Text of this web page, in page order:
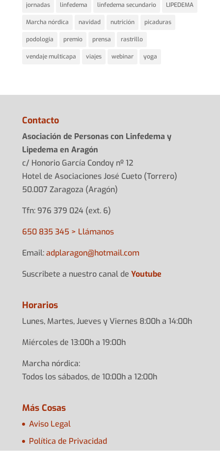
jornadas linfedema linfedema secundario LIPEDEMA
Marcha nórdica navidad nutrición picaduras
podologia premio prensa rastrillo
vendaje multicapa viajes webinar yoga
Contacto
Asociación de Personas con Linfedema y
Lipedema en Aragón
c/ Honorio García Condoy nº 12
Hotel de Asociaciones José Cueto (Torrero)
50.007 Zaragoza (Aragón)
Tfn: 976 379 024 (ext. 6)
650 835 345 > Llámanos
Email:adplaragon@hotmail.com
Suscribete a nuestro canal de Youtube
Horarios
Lunes, Martes, Jueves y Viernes 8:00h a 14:00h
Miércoles de 13:00h a 19:00h
Marcha nórdica:
Todos los sábados, de 10:00h a 12:00h
Más Cosas
Aviso Legal
Política de Privacidad